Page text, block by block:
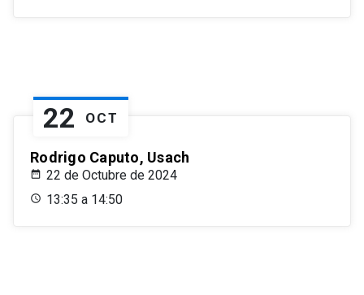
22 OCT
Rodrigo Caputo, Usach
22 de Octubre de 2024
13:35 a 14:50